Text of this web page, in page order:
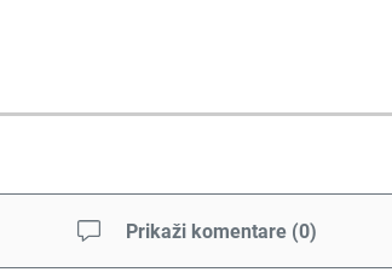
Prikaži komentare (0)